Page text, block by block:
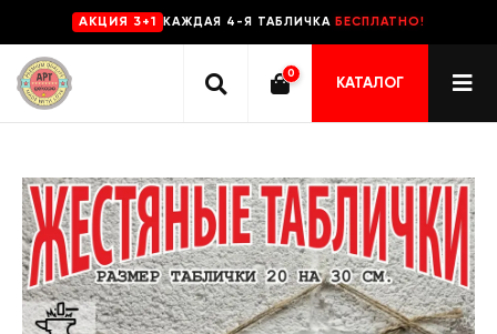
AKЦИЯ 3+1 КАЖДАЯ 4-Я ТАБЛИЧКА БЕСПЛАТНО!
0
КАТАЛОГ